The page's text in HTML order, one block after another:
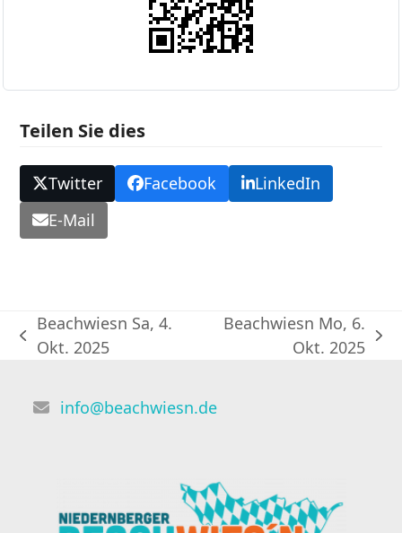
Teilen Sie dies
Twitter Facebook
LinkedIn
E-Mail
vorheriger
Beachwiesn Sa, 4.
Okt. 2025
Beachwiesn Mo, 6.
Okt. 2025
info@beachwiesn.de